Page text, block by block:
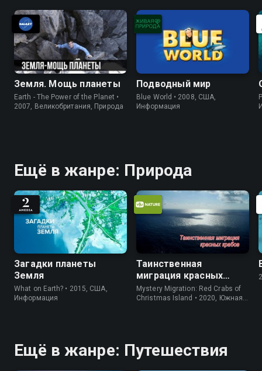
Земля. Мощь планеты
Earth - The Power of the Planet •
2007, Великобритания, Природа
Подводный мир
Blue World • 2008, США,
Информация
Ещё в жанре: Природа
Загадки планеты
Земля
What on Earth? • 2015, США,
Информация
Таинственная
миграция красных
крабов
Mystery Migration: Red Crabs of
Christmas Island • 2020, Южная
Ещё в жанре: Путешествия